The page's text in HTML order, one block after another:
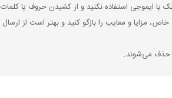
مزایا و معایب را بازگو کنید و بهتر است از
حذف می‌شوند.